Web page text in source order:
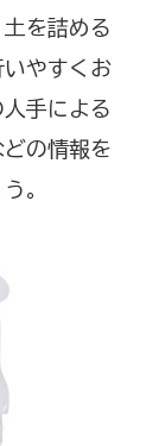
を詰める
やすくお
手による
の情報を
。